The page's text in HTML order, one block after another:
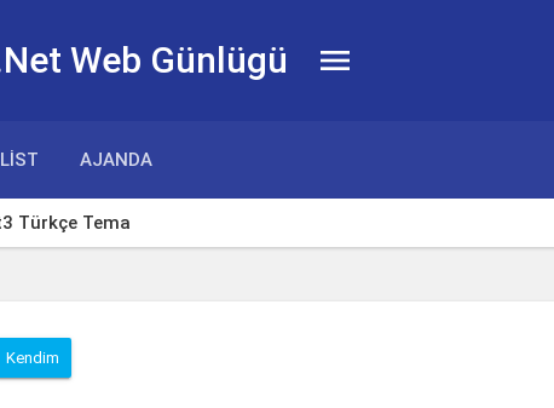
Web Günlügü 
AJANDA
Türkçe Tema
Kendim